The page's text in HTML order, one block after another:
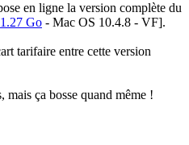
en ligne la version complète du
1.27 Go - Mac OS 10.4.8 - VF].
tarifaire entre cette version
mais ça bosse quand même !